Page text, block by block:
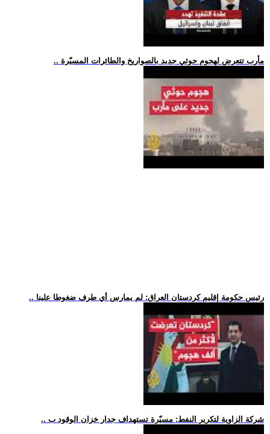
.. مأرب تتعرض لهجوم حوثي جديد بالصواريخ والطائرات المسيّرة
.. رئيس حكومة إقليم كردستان العراق: لم يمارس أي طرف ضغوطا علينا
.. شركة الزاوية لتكرير النفط: مسيّرة تستهداف جدار خزان الوقود ب